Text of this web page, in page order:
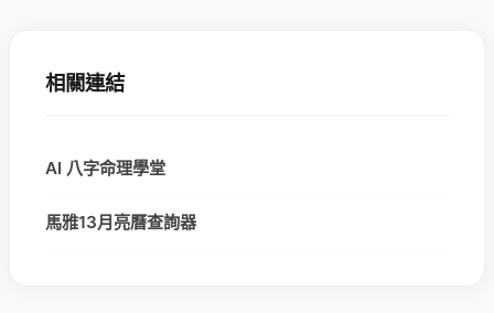
相關連結
AI 八字命理學堂
馬雅13月亮曆查詢器